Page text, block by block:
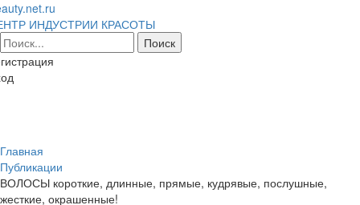
ИНДУСТРИИ КРАСОТЫ
Главная
Публикации
ВОЛОСЫ короткие, длинные, прямые, кудрявые, послушные,
жесткие, окрашенные!